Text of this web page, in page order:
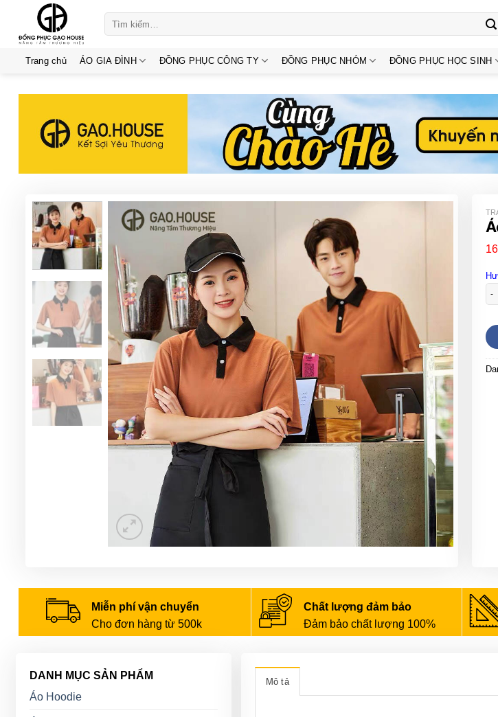
content
Trang chủ ÁO GIA ĐÌNH ĐỒNG PHỤC CÔNG TY ĐỒNG PHỤC NHÓM ĐỒNG PHỤC HỌC SINH
Miễn phí vận chuyển
Cho đơn hàng từ 500k
Chất lượng đảm bảo
Đảm bảo chất lượng 100%
DANH MỤC SẢN PHẨM
Áo Hoodie
Mô tả